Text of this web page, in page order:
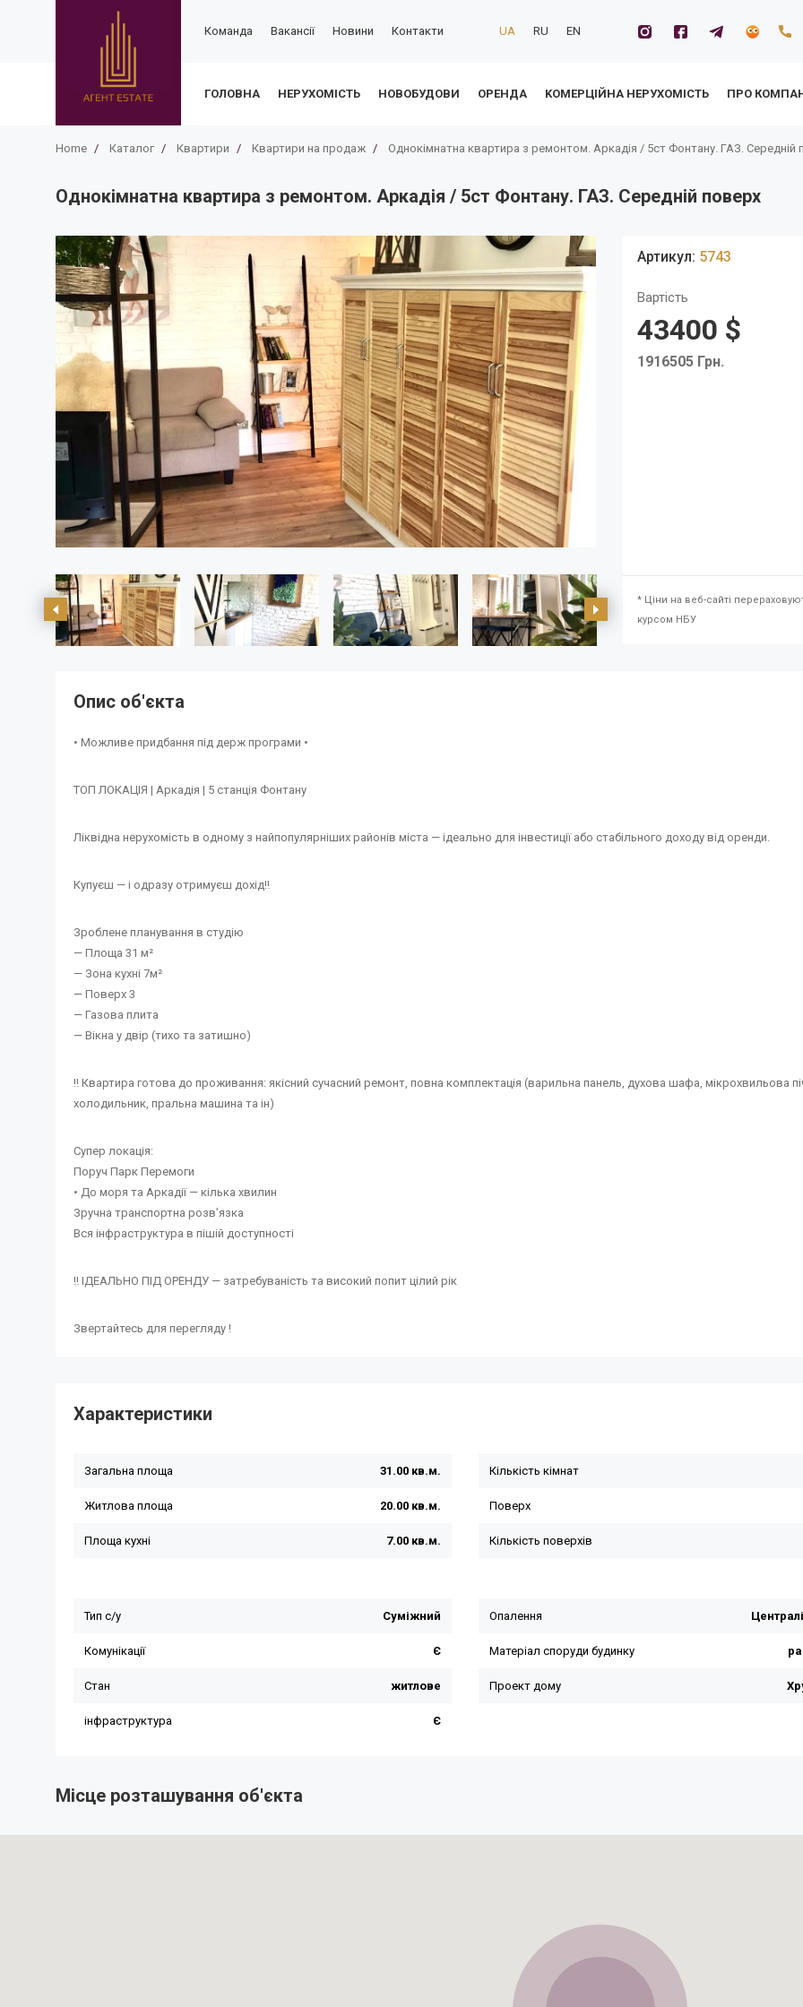
Команда Вакансії Новини Контакти UA RU EN
ГОЛОВНА НЕРУХОМІСТЬ НОВОБУДОВИ ОРЕНДА KОМЕРЦІЙНА НЕРУХОМІСТЬ ПРО
Home / Каталог / Квартири / Квартири на продаж / Однокімнатна квартира з ремонтом. Аркадія / 5ст Фонтану. ГАЗ. Середній
Однокімнатна квартира з ремонтом. Аркадія / 5ст Фонтану. ГАЗ. Середній поверх
Артикул: 5743
Вартість
43400 $
1916505 Грн.
* Ціни на веб-сайті
курсом НБУ
Опис об'єкта
• Можливе придбання під держ програми •
ТОП ЛОКАЦІЯ | Аркадія | 5 станція Фонтану
Ліквідна нерухомість в одному з найпопулярніших районів міста — ідеально для інвестиції або стабільного доходу від оренди.
Купуєш — і одразу отримуєш дохід‼️
Зроблене планування в студію
— Площа 31 м²
— Зона кухні 7м²
— Поверх 3
— Газова плита
— Вікна у двір (тихо та затишно)
‼️ Квартира готова до проживання: якісний сучасний ремонт, повна комплектація (варильна панель, духова шафа, мікрохвильова
холодильник, пральна машина та ін)
Супер локація:
Поруч Парк Перемоги
• До моря та Аркадії — кілька хвилин
Зручна транспортна розв’язка
Вся інфраструктура в пішій доступності
‼️ ІДЕАЛЬНО ПІД ОРЕНДУ — затребуваність та високий попит цілий рік
Звертайтесь для перегляду !
Характеристики
Місце розташування об'єкта